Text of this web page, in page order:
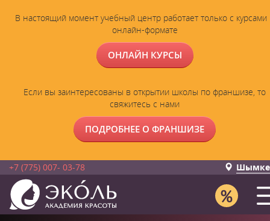
В настоящий момент учебный центр работает только с курсами
онлайн-формате
ОНЛАЙН КУРСЫ
Если вы заинтересованы в открытии школы по франшизе, то
свяжитесь с нами
ПОДРОБНЕЕ О ФРАНШИЗЕ
+7 (775) 007- 03-78